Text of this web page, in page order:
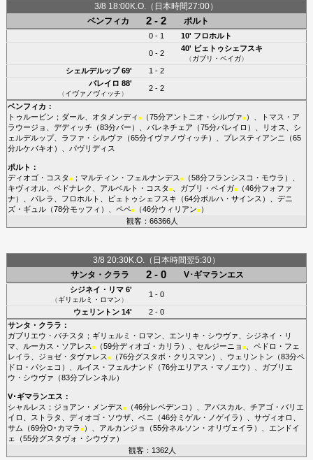
3/8 18:00K.O.（日本時間27:00）
ベンフィカ
2 - 2 ポルト
0 - 1 10' フロホルト
0 - 2
40' ピェトゥシェフスキ
（ガブリ・ベイガ）
シェルデルップ69'
1 - 2
バレイロ 88'
（イヴァノヴィッチ）
2 - 2
ベンフィカ ：
トゥルービン ； ダール、 オタメンディ ■（75分アントニオ・シルヴァ■）、
トマス・ア
ラウージョ
デディッチ （83分バー ）、 バレネチェア （75分バレイロ ）、 リオス
シ
ェルデルップ、 ラファ・シルヴァ （65分イヴァノヴィッチ ）、 プレスティアンニ
（65
分ルケバキオ ）、 パヴリディス
ポルト ：
ディオゴ・コスタ ■； マルティン・フェルナンデス ■（58分フランシスコ・モウラ ）、
キヴィオル、 ベドナレク アルベルト・コスタ ■、 ガブリ・ベイガ■（46分フォファ
ナ ）、 バレラ フロホルト ピェトゥシェフスキ （64分ボルハ・サインス ）、 デニ
ズ・ギュル（78分モッフィ ）、 ペペ■（46分ウィリアン■）
観客：66366人
3/8 20:30K.O.（日本時間翌5:30）
サンタ・クララ
2 - 0 V･ギマランエス
シジネイ・リマ6'
（ギリェルミ・ロマン）
1 - 0
ウェリントン14'
2 - 0
サンタ・クララ ：
ガブリエウ・バチスタ ； ギリェルミ・ロマン エンリキ・シウヴァ
シジネイ・リ
マ
ルーカス・ソアレス ■（59分ディオゴ・カリラ ）、 セルジーニョ ■、 ペドロ・フェ
レイラ
ジョゼ・タヴァレス ■（76分グスタボ・クリスマン ）、 ウェリントン （83分ペ
ドロ・パシェコ ）、 ルイス・フェルナンド （76分エリアス・マノエウ ）、 ガブリエ
ウ・シウヴァ （83分ブレンネル）
V･ギマランエス ：
シャルレス ； ジョアン・メンデス ■（46分レベデンコ ）、 アバスカル、 チアゴ・バリエ
イロ
ストラタ ディオゴ・ソウザ、 ベニ （46分ミゲル・ノゲイラ ）、 サヴィオロ
サム （69分O･カマラ ■）、 アルカンジョ （55分ネルソン・オリヴェイラ ）、 エンドイ
ェ
（55分グスタヴォ・シウヴァ ）
観客：1362人